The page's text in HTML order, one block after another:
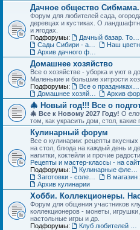
Дачное общество
Форум для любителей сада,
деревцах и кустиках. О
и ягодах.
Подфорумы:
Наш
Домашнее хозяйство
Все о хозяйстве - уборка и уют в
Маленькие и большие хитрости
Подфорумы:
🎄 Новый год!!! Все о
🎄 Все к Новому 2027 Году! О
том, как украсить дом, стол,
Кулинарный форум
Все о кулинарии: рецепты
на стол, блюда на каждый день и
напитки, коктейли и прочие
Рецепты и мастер-классы - на
Подфорумы:
В магазин
Архив кулинарии
Хобби. Коллекционеры.
Форум для общения участников
коллекционеров - монеты,
настольные игры и др.
Подфорумы: